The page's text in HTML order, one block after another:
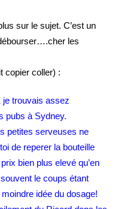
sur le sujet. C’est un
les
copier coller) :
je trouvais assez
pubs à Sydney.
petites serveuses ne
de reperer la bouteille
bien plus elevé qu’en
le coups étant
moindre idée du dosage!